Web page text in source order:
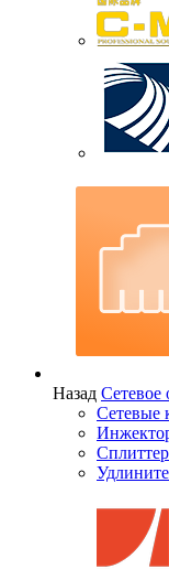
Назад Сетевое
Сетевые